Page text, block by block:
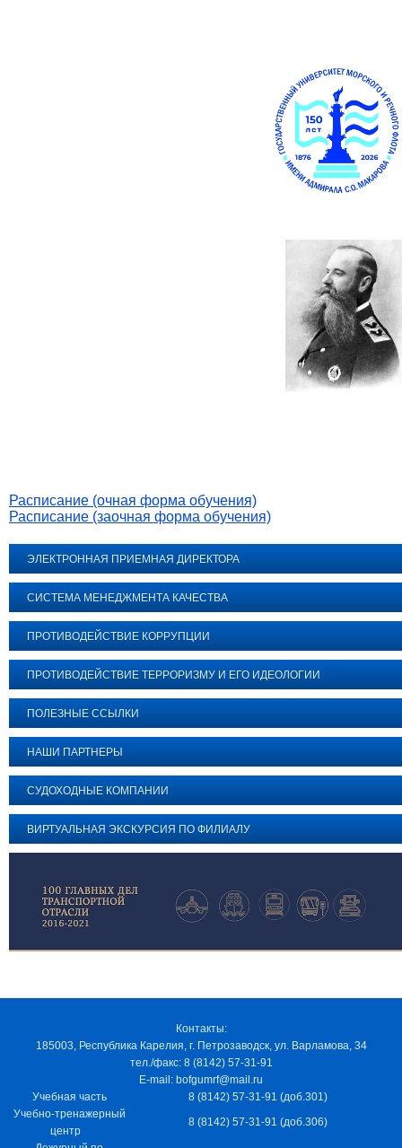
Расписание (очная форма обучения)
Расписание (заочная форма обучения)
ЭЛЕКТРОННАЯ ПРИЕМНАЯ ДИРЕКТОРА
СИСТЕМА МЕНЕДЖМЕНТА КАЧЕСТВА
ПРОТИВОДЕЙСТВИЕ КОРРУПЦИИ
ПРОТИВОДЕЙСТВИЕ ТЕРРОРИЗМУ И ЕГО ИДЕОЛОГИИ
ПОЛЕЗНЫЕ ССЫЛКИ
НАШИ ПАРТНЕРЫ
СУДОХОДНЫЕ КОМПАНИИ
ВИРТУАЛЬНАЯ ЭКСКУРСИЯ ПО ФИЛИАЛУ
Контакты:
185003, Республика Карелия, г. Петрозаводск, ул. Варламова, 34
тел./факс: 8 (8142) 57-31-91
E-mail: bofgumrf@mail.ru
Учебная часть
8 (8142) 57-31-91 (доб.301)
Учебно-тренажерный
центр
8 (8142) 57-31-91 (доб.306)